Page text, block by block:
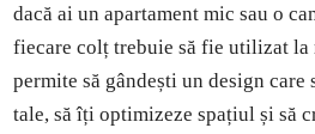
dacă ai un apartament mic sau o
fiecare colț trebuie să fie utilizat la
permite să gândești un design care
tale, să îți optimizeze spațiul și să